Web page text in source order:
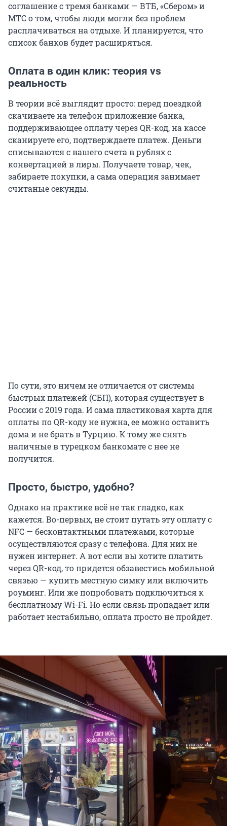
соглашение с тремя банками — ВТБ, «Сбером» и
МТС о том, чтобы люди могли без проблем
расплачиваться на отдыхе. И планируется, что
список банков будет расширяться.
Оплата в один клик: теория vs
реальность
В теории всё выглядит просто: перед поездкой
скачиваете на телефон приложение банка,
поддерживающее оплату через QR-код, на кассе
сканируете его, подтверждаете платеж. Деньги
списываются с вашего счета в рублях с
конвертацией в лиры. Получаете товар, чек,
забираете покупки, а сама операция занимает
считаные секунды.
По сути, это ничем не отличается от системы
быстрых платежей (СБП), которая существует в
России с 2019 года. И сама пластиковая карта для
оплаты по QR-коду не нужна, ее можно оставить
дома и не брать в Турцию. К тому же снять
наличные в турецком банкомате с нее не
получится.
Просто, быстро, удобно?
Однако на практике всё не так гладко, как
кажется. Во-первых, не стоит путать эту оплату с
NFC — бесконтактными платежами, которые
осуществляются сразу с телефона. Для них не
нужен интернет. А вот если вы хотите платить
через QR-код, то придется обзавестись мобильной
связью — купить местную симку или включить
роуминг. Или же попробовать подключиться к
бесплатному Wi-Fi. Но если связь пропадает или
работает нестабильно, оплата просто не пройдет.